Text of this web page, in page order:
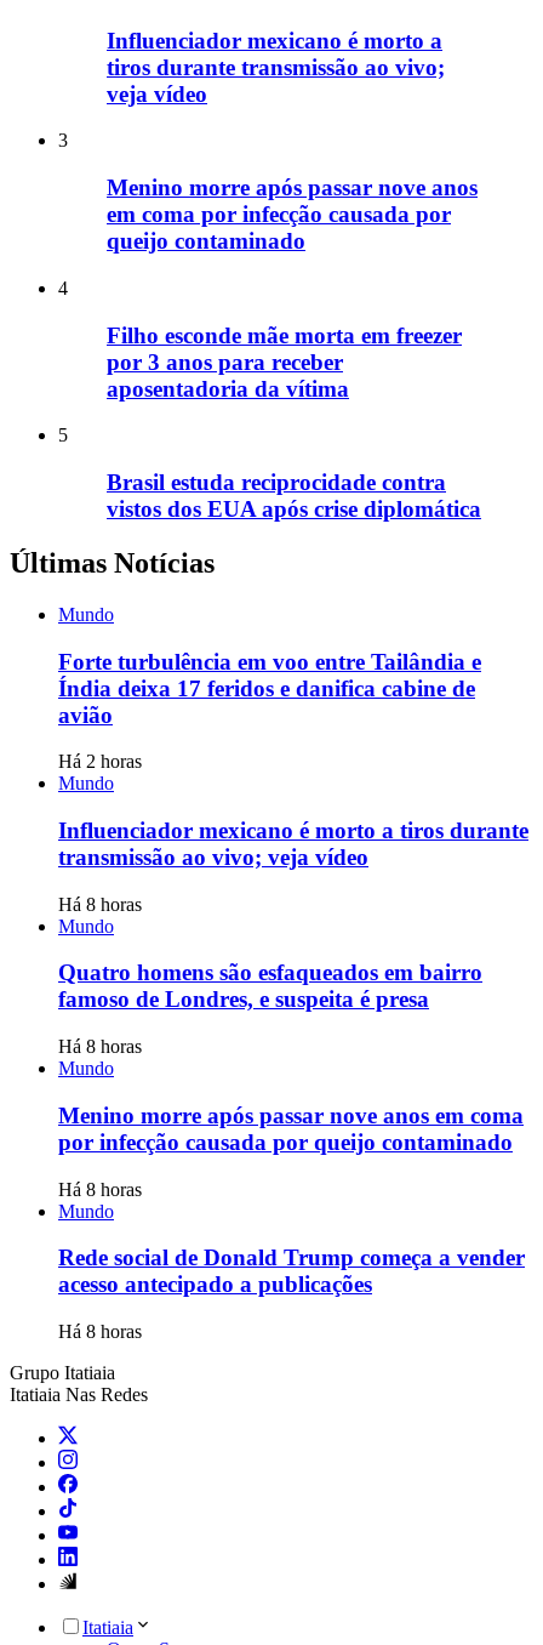
Influenciador mexicano é morto a
tiros durante transmissão ao vivo;
veja vídeo
3
Menino morre após passar nove anos
em coma por infecção causada por
queijo contaminado
4
Filho esconde mãe morta em freezer
por 3 anos para receber
aposentadoria da vítima
5
Brasil estuda reciprocidade contra
vistos dos EUA após crise diplomática
Últimas Notícias
Mundo
Forte turbulência em voo entre Tailândia e
Índia deixa 17 feridos e danifica cabine de
avião
Há 2 horas
Mundo
Influenciador mexicano é morto a tiros durante
transmissão ao vivo; veja vídeo
Há 8 horas
Mundo
Quatro homens são esfaqueados em bairro
famoso de Londres, e suspeita é presa
Há 8 horas
Mundo
Menino morre após passar nove anos em coma
por infecção causada por queijo contaminado
Há 8 horas
Mundo
Rede social de Donald Trump começa a vender
acesso antecipado a publicações
Há 8 horas
Grupo Itatiaia
Itatiaia Nas Redes
Itatiaia